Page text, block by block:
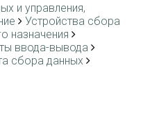
и управления,
Устройства сбора
назначения
ввода-вывода
сбора данных